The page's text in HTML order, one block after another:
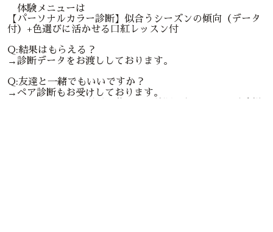
体験メニューは
【パーソナルカラー診断】似合うシーズンの傾向（データ
付）+色選びに活かせる口紅レッスン付
Q:結果はもらえる？
→診断データをお渡ししております。
Q:友達と一緒でもいいですか？
→ペア診断もお受けしております。